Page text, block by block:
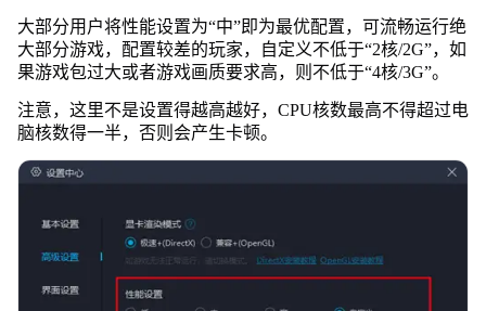
大部分用户将性能设置为“中”即为最优配置，可流畅运行绝
大部分游戏，配置较差的玩家，自定义不低于“2核/2G”，如
果游戏包过大或者游戏画质要求高，则不低于“4核/3G”。
注意，这里不是设置得越高越好，CPU核数最高不得超过电
脑核数得一半，否则会产生卡顿。